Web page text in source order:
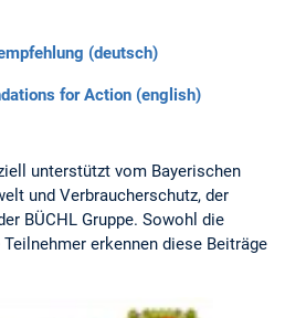
(deutsch)
for Action (english)
unterstützt vom Bayerischen
und Verbraucherschutz, der
BÜCHL Gruppe. Sowohl die
erkennen diese Beiträge